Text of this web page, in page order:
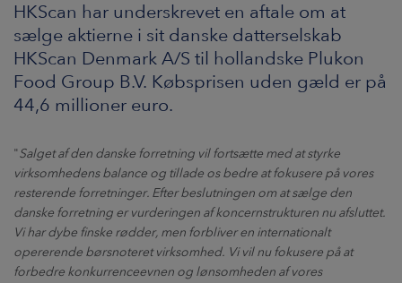
HKScan har underskrevet en aftale om at
sælge aktierne i sit danske datterselskab
HKScan Denmark A/S til hollandske Plukon
Food Group B.V. Købsprisen uden gæld er på
44,6 millioner euro.
"Salget af den danske forretning vil fortsætte med at styrke
virksomhedens balance og tillade os bedre at fokusere på vores
resterende forretninger. Efter beslutningen om at sælge den
danske forretning er vurderingen af koncernstrukturen nu afsluttet.
Vi har dybe finske rødder, men forbliver en internationalt
opererende børsnoteret virksomhed. Vi vil nu fokusere på at
forbedre konkurrenceevnen og lønsomheden af vores